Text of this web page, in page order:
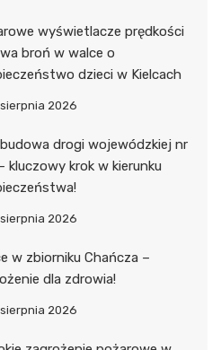
wyświetlacze prędkości
broń w walce o
dzieci w Kielcach
2026
drogi wojewódzkiej nr
kluczowy krok w kierunku
2026
w zbiorniku Chańcza –
dla zdrowia!
2026